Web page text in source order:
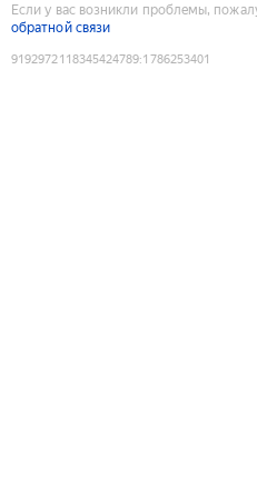
Если у вас возникли проблемы,
обратной связи
9192972118345424789:1786253401